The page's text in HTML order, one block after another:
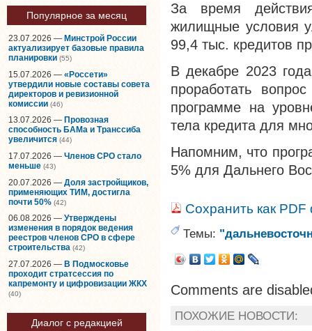
Популярное за месяц
23.07.2026 — Минстрой России
актуализирует базовые правила
планировки (55)
15.07.2026 — «Россети»
утвердили новые составы совета
директоров и ревизионной
комиссии (46)
13.07.2026 — Провозная
способность БАМа и Транссиба
увеличится (44)
17.07.2026 — Членов СРО стало
меньше (43)
20.07.2026 — Доля застройщиков,
применяющих ТИМ, достигла
почти 50% (42)
06.08.2026 — Утверждены
изменения в порядок ведения
реестров членов СРО в сфере
строительства (42)
27.07.2026 — В Подмосковье
проходит стратсессия по
капремонту и цифровизации ЖКХ
(40)
Диалог с редакцией
За время
жилищные условия
99,4 тыс. кредитов
В декабре 2023
проработать
программе на
тела кредита для
Напомним, что
5% для Дальнего
Сохранить как
Темы:
Comments are
ПОХОЖИЕ НОВОСТИ: